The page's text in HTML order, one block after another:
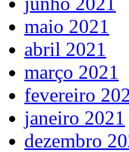
maio 2021
abril 2021
março 2021
fevereiro
janeiro 2021
dezembro